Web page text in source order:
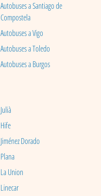
Autobuses a Santiago de
Compostela
Autobuses a Vigo
Autobuses a Toledo
Autobuses a Burgos
Julià
Hife
Jiménez Dorado
Plana
La Union
Linecar